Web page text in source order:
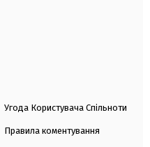
Угода Користувача Спільноти
Правила коментування